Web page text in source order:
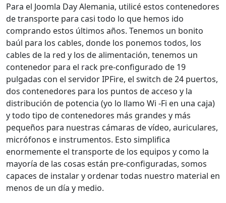
Para el Joomla Day Alemania, utilicé estos contenedores
de transporte para casi todo lo que hemos ido
comprando estos últimos años. Tenemos un bonito
baúl para los cables, donde los ponemos todos, los
cables de la red y los de alimentación, tenemos un
contenedor para el rack pre-configurado de 19
pulgadas con el servidor IPFire, el switch de 24 puertos,
dos contenedores para los puntos de acceso y la
distribución de potencia (yo lo llamo Wi -Fi en una caja)
y todo tipo de contenedores más grandes y más
pequeños para nuestras cámaras de vídeo, auriculares,
micrófonos e instrumentos. Esto simplifica
enormemente el transporte de los equipos y como la
mayoría de las cosas están pre-configuradas, somos
capaces de instalar y ordenar todas nuestro material en
menos de un día y medio.